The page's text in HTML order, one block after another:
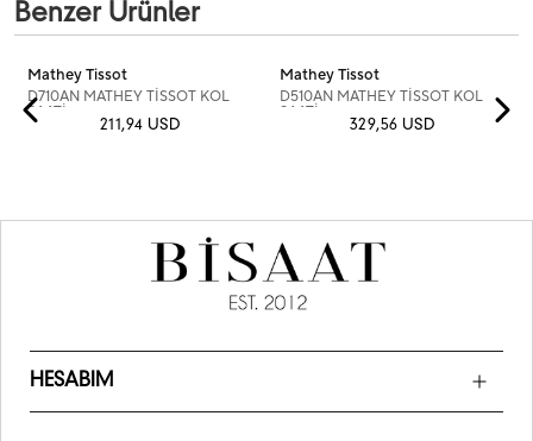
Benzer Ürünler
Mathey Tissot
D710AN MATHEY TİSSOT KOL
SAATİ
211,94 USD
Mathey Tissot
D510AN MATHEY TİSSOT KOL
SAATİ
329,56 USD
HESABIM